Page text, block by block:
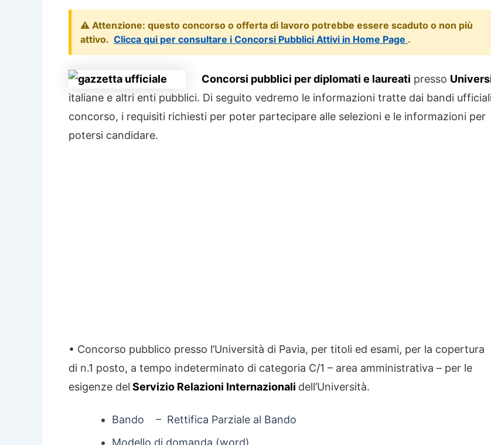
⚠️ Attenzione: questo concorso o offerta di lavoro potrebbe essere scaduto o non più
attivo. Clicca qui per consultare i Concorsi Pubblici Attivi in Home Page .
Concorsi pubblici per diplomati e laureati presso
italiane e altri enti pubblici. Di seguito vedremo le informazioni tratte dai bandi
concorso, i requisiti richiesti per poter partecipare alle selezioni e le informazioni per
potersi candidare.
• Concorso pubblico presso l’Università di Pavia, per titoli ed esami, per la copertura
di n.1 posto, a tempo indeterminato di categoria C/1 – area amministrativa – per le
esigenze del Servizio Relazioni Internazionali dell’Università.
Bando – Rettifica Parziale al Bando
Modello di domanda (word)